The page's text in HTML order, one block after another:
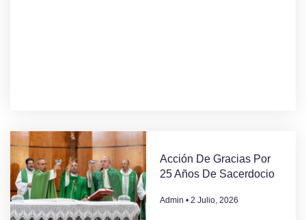
Acción De Gracias Por
25 Años De Sacerdocio
Admin 2 Julio, 2026